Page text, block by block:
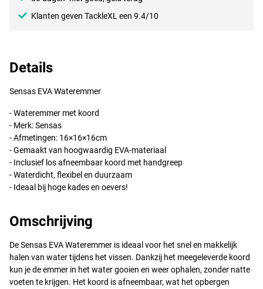
Klanten geven TackleXL een 9.4/10
Details
Sensas EVAWateremmer
- Wateremmer met koord
- Merk: Sensas
- Afmetingen: 16×16×16cm
- Gemaakt van hoogwaardig EVA-materiaal
- Inclusief los afneembaar koord met handgreep
- Waterdicht, flexibel en duurzaam
- Ideaal bij hoge kades en oevers!
Omschrijving
De Sensas EVAWateremmer is ideaal voor het snel en makkelijk
halen van water tijdens het vissen. Dankzij het meegeleverde koord
kun je de emmer in het water gooien en weer ophalen, zonder natte
voeten te krijgen. Het koord is afneembaar, wat het opbergen